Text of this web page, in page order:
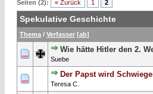
Seiten (2): « Zurück 1 2
Spekulative Geschichte
Thema / Verfasser [ab]
Wie hätte Hitler den 2.
Suebe
0 Bewertung(en) - 0 von
12
Der Papst wird
Teresa C.
0 Bewertung(en) - 0 von
12